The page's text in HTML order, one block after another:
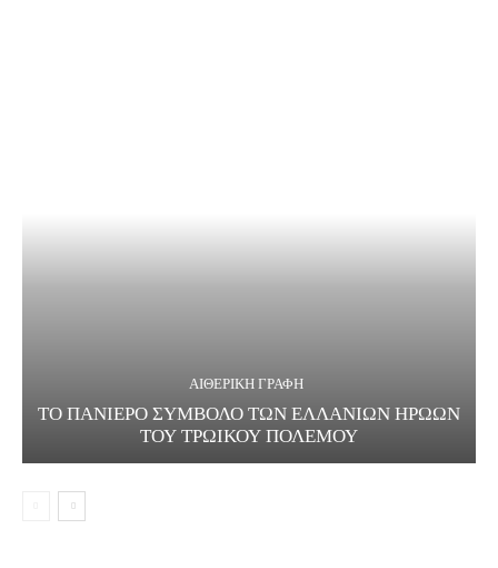
ΑΙΘΕΡΙΚΗ ΓΡΑΦΗ
ΤΟ ΠΑΝΙΕΡΟ ΣΥΜΒΟΛΟ ΤΩΝ ΕΛΛΑΝΙΩΝ ΗΡΩΩΝ
ΤΟΥ ΤΡΩΙΚΟΥ ΠΟΛΕΜΟΥ